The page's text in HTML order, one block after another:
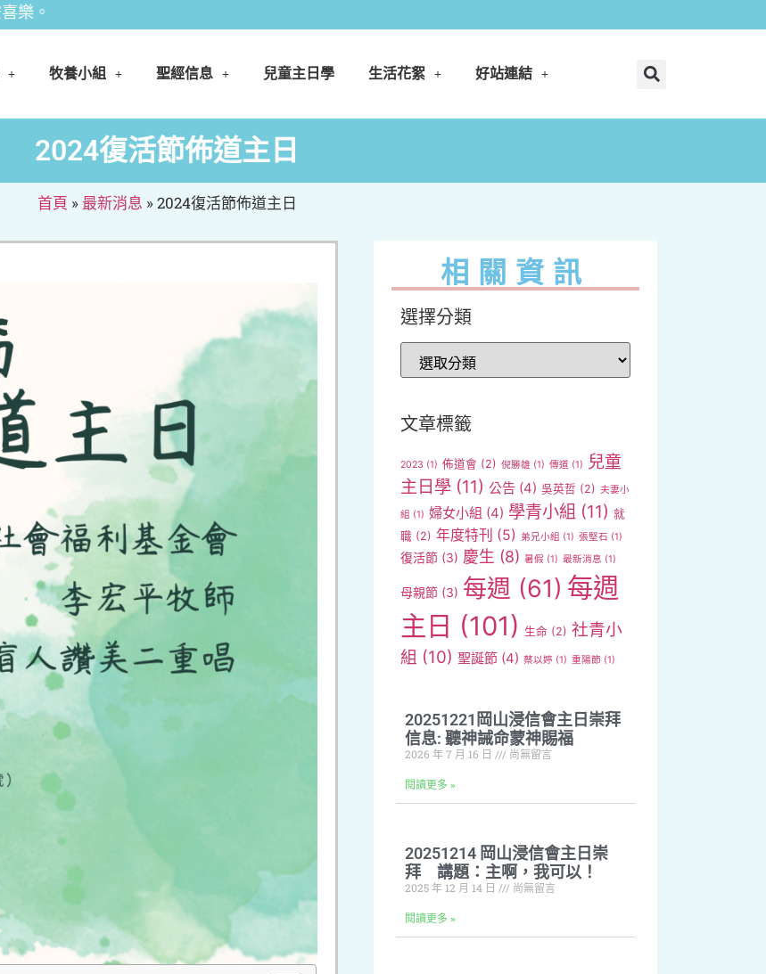
牧養小組 聖經信息 兒童主日學 生活花絮 好站連結
2024復活節佈道主日
首頁 » 最新消息 »2024復活節佈道主日
相關資訊
選擇分類
文章標籤
2023 (1) 佈道會 (2) 倪勝雄 (1) 傳道 (1)
兒童
主日學(11) 公告(4) 吳英哲 (2) 夫妻小
組 (1) 婦女小組 (4) 學青小組 (11) 就
職 (2) 年度特刊 (5) 弟兄小組 (1) 張堅石 (1)
復活節(3) 慶生 (8) 暑假 (1) 最新消息 (1)
母親節(3) 每週 (61) 每週
主日 (101) 生命 (2) 社青小
組 (10) 聖誕節(4) 蔡以婷(1) 重陽節(1)
20251221岡山浸信會主日崇拜
信息: 聽神誡命蒙神賜福
2026 年 7 月 16 日 尚無留言
閱讀更多 »
20251214 岡山浸信會主日崇
拜 講題：主啊，我可以！
2025 年 12 月 14 日 尚無留言
閱讀更多 »